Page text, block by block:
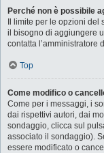
Perché non è possibile
Il limite per le opzioni
il bisogno di aggiungere
contatta l’amministratore
Top
Come modifico o
Come per i messaggi, i
dai rispettivi autori, dai
sondaggio, clicca sul
associato il sondaggio).
essere modificato o